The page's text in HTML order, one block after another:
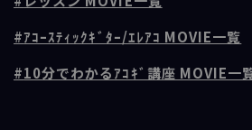
■レッスンポイント
フレットの二番目の位置にカポを装着して練習
ｱｺｰｽﾃｨｯｸｷﾞﾀｰ/ｴﾚｱｺ MOVIE一覧
10分でわかるｱｺｷﾞ講座 MOVIE一